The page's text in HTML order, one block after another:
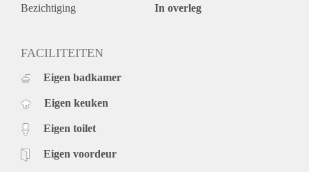
€ 1.640,- per month inclusive g/w/e, cable tv, internet,
Rental price based on a minimum rental period of 12 months
For more information and video's please have a look at our
Bezichtiging In overleg
FACILITEITEN
Eigen badkamer
Eigen keuken
Eigen toilet
Eigen voordeur